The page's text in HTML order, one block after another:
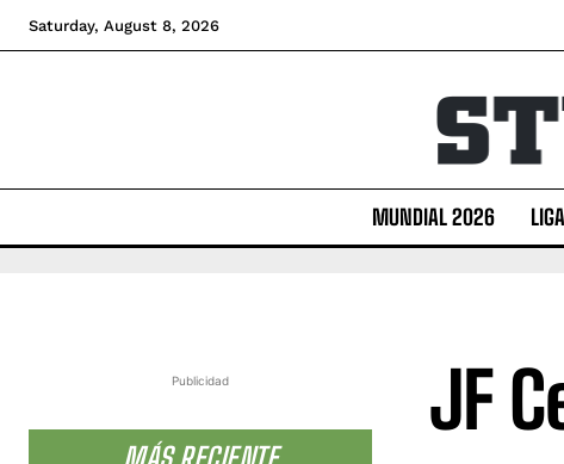
Saturday, August 8, 2026
MUNDIAL 2026
Publicidad
JF